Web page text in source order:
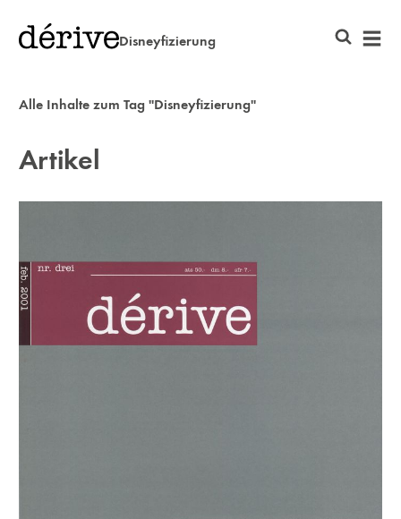
Disneyfizierung
Alle Inhalte zum Tag "Disneyfizierung"
Artikel